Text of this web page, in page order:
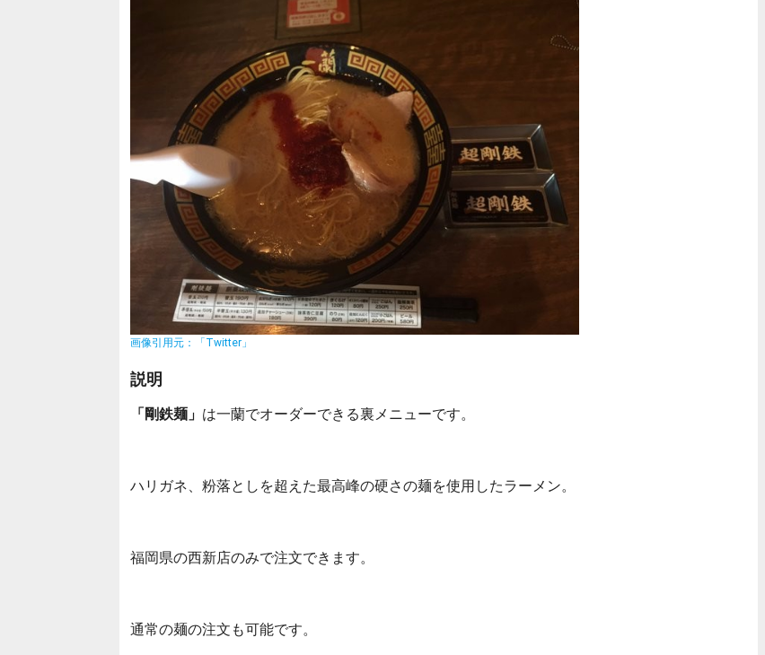
画像引用元：「Twitter」
説明
「剛鉄麺」 は一蘭でオーダーできる裏メニューです。
ハリガネ、粉落としを超えた最高峰の硬さの麺を使用したラーメン。
福岡県の西新店のみで注文できます。
通常の麺の注文も可能です。